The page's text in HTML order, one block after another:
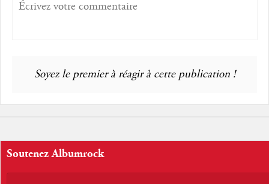
Soyez le premier à réagir à cette publication !
Soutenez Albumrock